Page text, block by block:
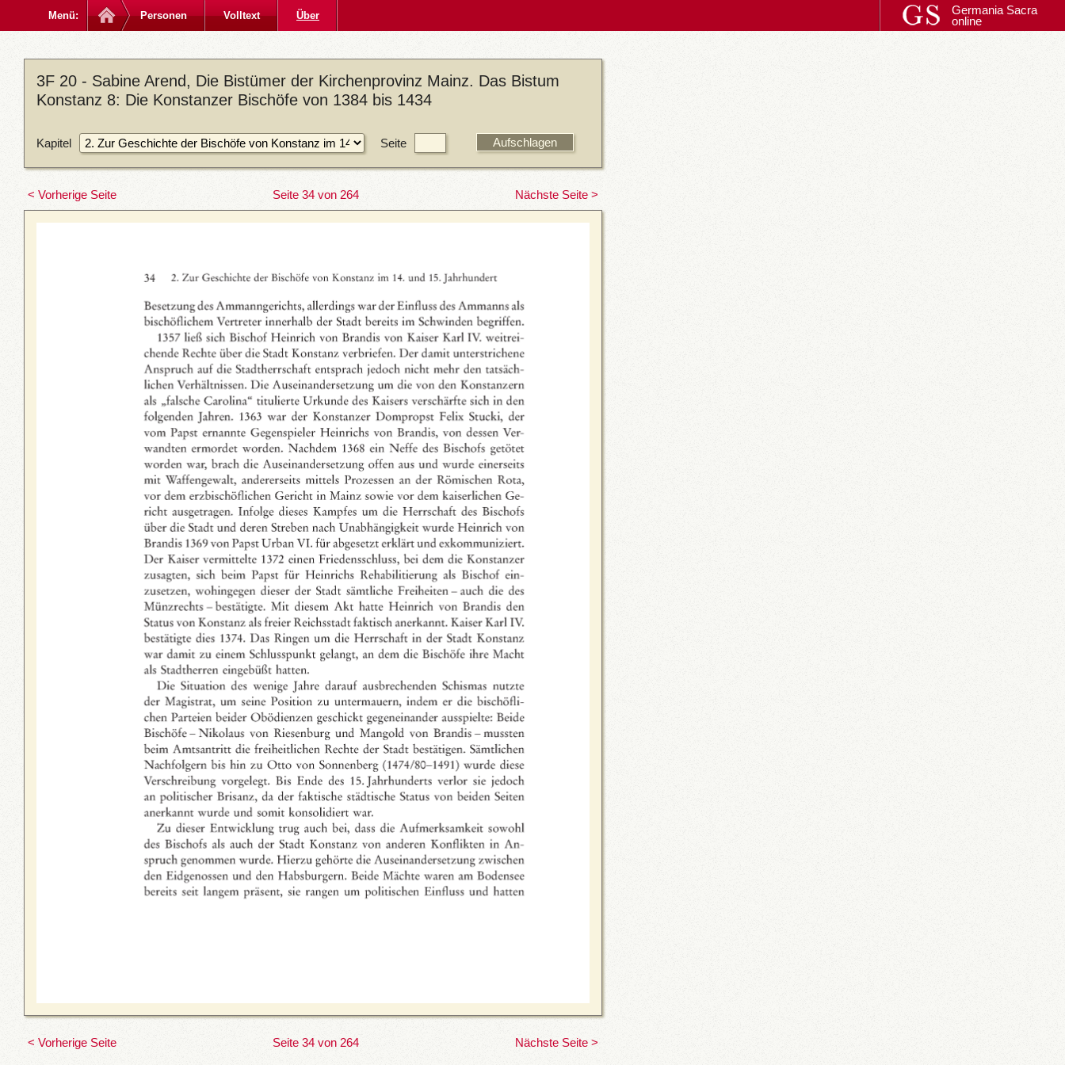
Menü: Personen Volltext Über
Germania Sacra
online
3F 20 - Sabine Arend, Die Bistümer der Kirchenprovinz Mainz. Das Bistum
Konstanz 8: Die Konstanzer Bischöfe von 1384 bis 1434
Kapitel Seite
< Vorherige Seite Seite 34 von 264 Nächste Seite >
< Vorherige Seite Seite 34 von 264 Nächste Seite >